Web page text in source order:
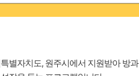
별자치도, 원주시에서 지원받아 방